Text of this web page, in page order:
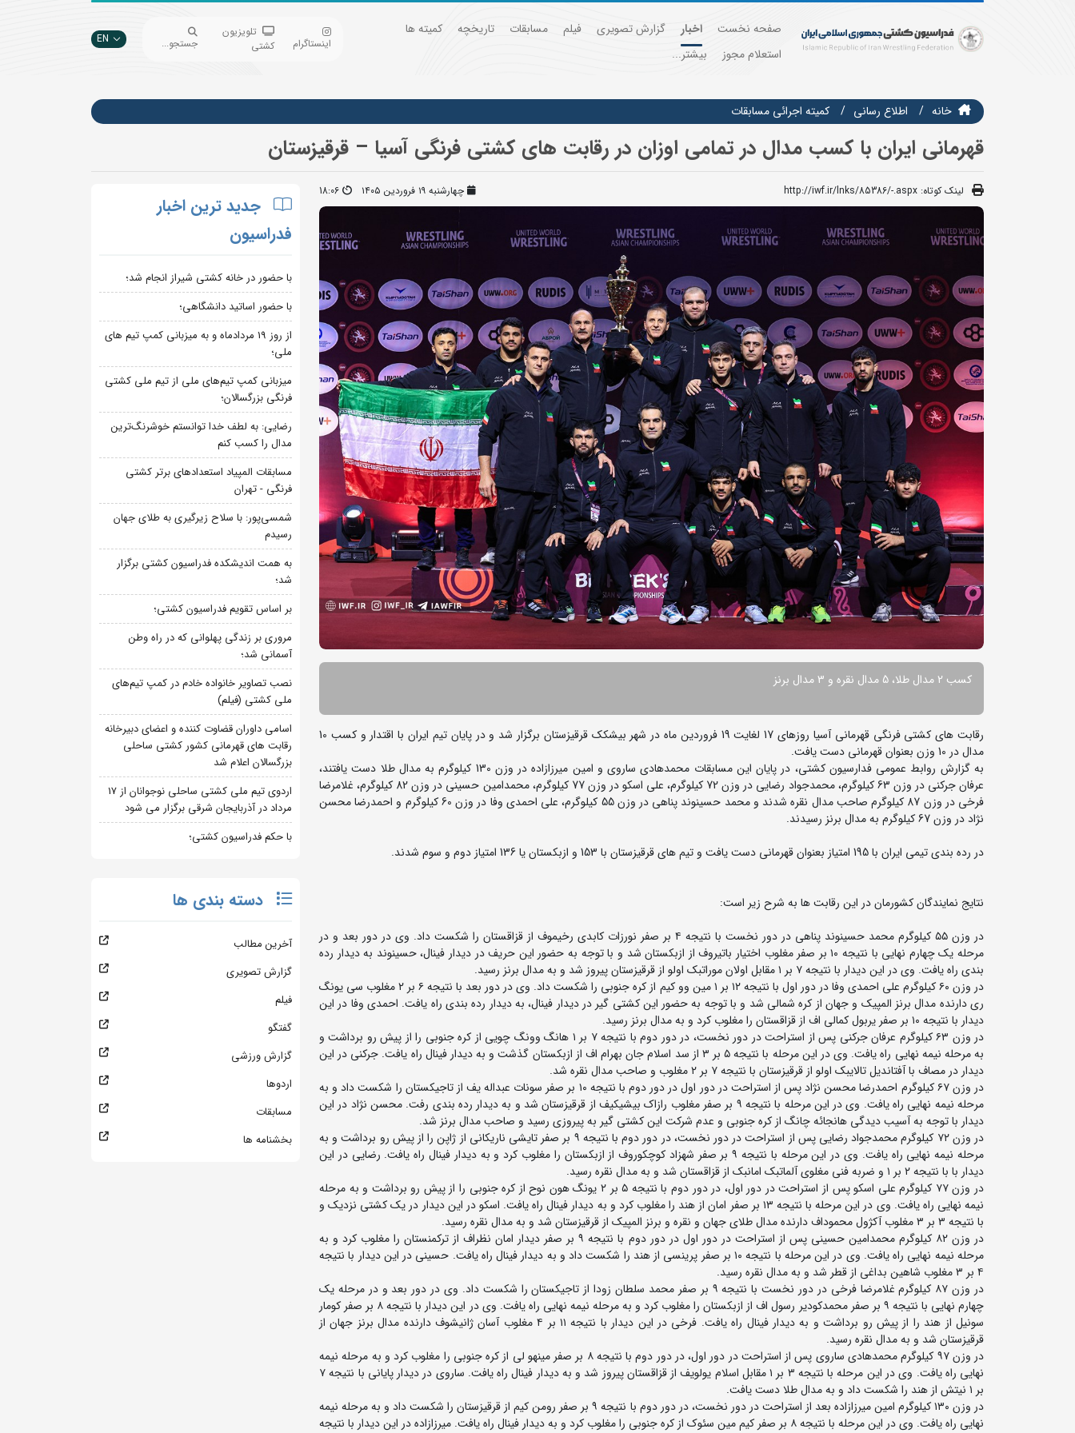
صفحه نخست اخبار گزارش تصویری فیلم مسابقات تاریخچه
کمیته ها
استعلام مجوز
بیشتر...
اینستاگرام
تلویزیون
کشتی
جستجو... EN
خانه اطلاع رسانی كميته اجرائي مسابقات
قهرمانی ایران با کسب مدال در تمامی اوزان در رقابت های کشتی فرنگی آسیا – قرقیزستان
لینک کوتاه: http://iwf.ir/lnks/85386/-.aspx چهارشنبه ۱۹ فروردین ۱۴۰۵ 18:06
کسب 2 مدال طلا، 5 مدال نقره و 3 مدال برنز
رقابت های کشتی فرنگی قهرمانی آسیا روزهای 17 لغایت 19 فروردین ماه در شهر بیشکک قرقیزستان برگزار شد و در پایان تیم ایران با اقتدار و کسب 10
مدال در 10 وزن بعنوان قهرمانی دست یافت.
به گزارش روابط عمومی فدارسیون کشتی، در پایان این مسابقات محمدهادی ساروی و امین میرزازاده در وزن 130 کیلوگرم به مدال طلا دست یافتند،
عرفان جرکنی در وزن 63 کیلوگرم، محمدجواد رضایی در وزن 72 کیلوگرم، علی اسکو در وزن 77 کیلوگرم، محمدامین حسینی در وزن 82 کیلوگرم، غلامرضا
فرخی در وزن 87 کیلوگرم صاحب مدال نقره شدند و محمد حسینوند پناهی در وزن 55 کیلوگرم، علی احمدی وفا در وزن 60 کیلوگرم و احمدرضا محسن
نژاد در وزن 67 کیلوگرم به مدال برنز رسیدند.
در رده بندی تیمی ایران با 195 امتیاز بعنوان قهرمانی دست یافت و تیم های قرقیزستان با 153 و ازبکستان یا 136 امتیاز دوم و سوم شدند.
نتایج نمایندگان کشورمان در این رقابت ها به شرح زیر است:
در وزن ۵۵ کیلوگرم محمد حسینوند پناهی در دور نخست با نتیجه ۴ بر صفر نورزات کابدی رخیموف از قزاقستان را شکست داد. وی در دور بعد و در
مرحله یک چهارم نهایی با نتیجه ۱۰ بر صفر مغلوب اختیار باتیروف از ازبکستان شد و با توجه به حضور این حریف در دیدار فینال، حسینوند به دیدار رده
بندی راه یافت. وی در این دیدار با نتیجه ۷ بر ۱ مقابل اولان موراتبک اولو از قرقیزستان پیروز شد و به مدال برنز رسید.
در وزن ۶۰ کیلوگرم علی احمدی وفا در دور اول با نتیجه ۱۲ بر ۱ مین وو کیم از کره جنوبی را شکست داد. وی در دور بعد با نتیجه ۶ بر ۲ مغلوب سی یونگ
ری دارنده مدال برنز المپیک و جهان از کره شمالی شد و با توجه به حضور این کشتی گیر در دیدار فینال، به دیدار رده بندی راه یافت. احمدی وفا در این
دیدار با نتیجه ۱۰ بر صفر یربول کمالی اف از قزاقستان را مغلوب کرد و به مدال برنز رسید.
در وزن ۶۳ کیلوگرم عرفان جرکنی پس از استراحت در دور نخست، در دور دوم با نتیجه ۷ بر ۱ هانگ وونگ چویی از کره جنوبی را از پیش رو برداشت و
به مرحله نیمه نهایی راه یافت. وی در این مرحله با نتیجه ۵ بر ۳ از سد اسلام جان بهرام اف از ازبکستان گذشت و به دیدار فینال راه یافت. جرکنی در این
دیدار در مصاف با آفتاندیل تالایبک اولو از قرقیزستان با نتیجه ۷ بر ۲ مغلوب و صاحب مدال نقره شد.
در وزن ۶۷ کیلوگرم احمدرضا محسن نژاد پس از استراحت در دور اول در دور دوم با نتیجه ۱۰ بر صفر سونات عبداله یف از تاجیکستان را شکست داد و به
مرحله نیمه نهایی راه یافت. وی در این مرحله با نتیجه ۹ بر صفر مغلوب رازاک بیشیکیف از قرقیزستان شد و به دیدار رده بندی رفت. محسن نژاد در این
دیدار با توجه به آسیب دیدگی هانجائه چانگ از کره جنوبی و عدم شرکت این کشتی گیر به پیروزی رسید و صاحب مدال برنز شد.
در وزن ۷۲ کیلوگرم محمدجواد رضایی پس از استراحت در دور نخست، در دور دوم با نتیجه ۹ بر صفر تایشی ناریکانی از ژاپن را از پیش رو برداشت و به
مرحله نیمه نهایی راه یافت. وی در این مرحله با نتیجه ۹ بر صفر شهزاد کوچکوروف از ازبکستان را مغلوب کرد و به دیدار فینال راه یافت. رضایی در این
دیدار با با نتیجه ۲ بر ۱ و ضربه فنی مغلوی آلماتبک امانبک از قزاقستان شد و به مدال نقره رسید.
در وزن ۷۷ کیلوگرم علی اسکو پس از استراحت در دور اول، در دور دوم با نتیجه ۵ بر ۲ یونگ هون نوح از کره جنوبی را از پیش رو برداشت و به مرحله
نیمه نهایی راه یافت. وی در این مرحله با نتیجه ۱۳ بر صفر امان از هند را مغلوب کرد و به دیدار فینال راه یافت. اسکو در این دیدار در یک کشتی نزدیک و
با نتیجه ۳ بر ۳ مغلوب آکژول محموداف دارنده مدال طلای جهان و نقره و برنز المپیک از قرقیزستان شد و به مدال نقره رسید.
در وزن ۸۲ کیلوگرم محمدامین حسینی پس از استراحت در دور اول در دور دوم با نتیجه ۹ بر صفر دیدار امان نظراف از ترکمنستان را مغلوب کرد و به
مرحله نیمه نهایی راه یافت. وی در این مرحله با نتیجه ۱۰ بر صفر پرینسی از هند را شکست داد و به دیدار فینال راه یافت. حسینی در این دیدار با نتیجه
۴ بر ۳ مغلوب شاهین بداغی از قطر شد و به مدال نقره رسید.
در وزن ۸۷ کیلوگرم غلامرضا فرخی در دور نخست با نتیجه ۹ بر صفر محمد سلطان زودا از تاجیکستان را شکست داد. وی در دور بعد و در مرحله یک
چهارم نهایی با نتیجه ۹ بر صفر محمدکودیر رسول اف از ازبکستان را مغلوب کرد و به مرحله نیمه نهایی راه یافت. وی در این دیدار با نتیجه ۸ بر صفر کومار
سونیل از هند را از پیش رو برداشت و به دیدار فینال راه یافت. فرخی در این دیدار با نتیجه ۱۱ بر ۴ مغلوب آسان ژانیشوف دارنده مدال برنز جهان از
قرقیزستان شد و به مدال نقره رسید.
در وزن ۹۷ کیلوگرم محمدهادی ساروی پس از استراحت در دور اول، در دور دوم با نتیجه ۸ بر صفر مینهو لی از کره جنوبی را مغلوب کرد و به مرحله نیمه
نهایی راه یافت. وی در این مرحله با نتیجه ۳ بر ۱ مقابل اسلام یولویف از قزاقستان پیروز شد و به دیدار فینال راه یافت. ساروی در دیدار پایانی با نتیجه ۷
بر ۱ نیتش از هند را شکست داد و به مدال طلا دست یافت.
در وزن ۱۳۰ کیلوگرم امین میرزازاده بعد از استراحت در دور نخست، در دور دوم با نتیجه ۹ بر صفر رومن کیم از قرقیزستان را شکست داد و به مرحله نیمه
نهایی راه یافت. وی در این مرحله با نتیجه ۸ بر صفر کیم مین سئوک از کره جنوبی را مغلوب کرد و به دیدار فینال راه یافت. میرزازاده در این دیدار با نتیجه
جدید ترین اخبار
فدراسیون
با حضور در خانه کشتی شیراز انجام شد؛
با حضور اساتید دانشگاهی؛
از روز 19 مردادماه و به میزبانی کمپ تیم های
ملی؛
میزبانی کمپ تیم‌های ملی از تیم ملی کشتی
فرنگی بزرگسالان؛
رضایی: به لطف خدا توانستم خوشرنگ‌ترین
مدال را کسب کنم
مسابقات المپیاد استعدادهای برتر کشتی
فرنگی - تهران
شمسی‌پور: با سلاح زیرگیری به طلای جهان
رسیدم
به همت اندیشکده فدراسیون کشتی برگزار
شد؛
بر اساس تقویم فدراسیون کشتی؛
مروری بر زندگی پهلوانی که در راه وطن
آسمانی شد؛
نصب تصاویر خانواده خادم در کمپ تیم‌های
ملی کشتی (فیلم)
اسامی داوران قضاوت کننده و اعضای دبیرخانه
رقابت های قهرمانی کشور کشتی ساحلی
بزرگسالان اعلام شد
اردوی تیم ملی کشتی ساحلی نوجوانان از 17
مرداد در آذربایجان شرقی برگزار می شود
با حکم فدراسیون کشتی؛
دسته بندی ها
آخرین مطالب
گزارش تصویری
فیلم
گفتگو
گزارش ورزشی
اردوها
مسابقات
بخشنامه ها